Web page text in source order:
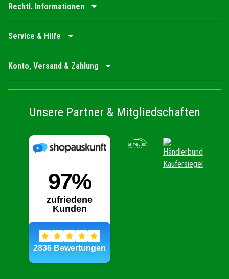
Rechtl. Informationen
Service & Hilfe
Konto, Versand & Zahlung
Unsere Partner & Mitgliedschaften